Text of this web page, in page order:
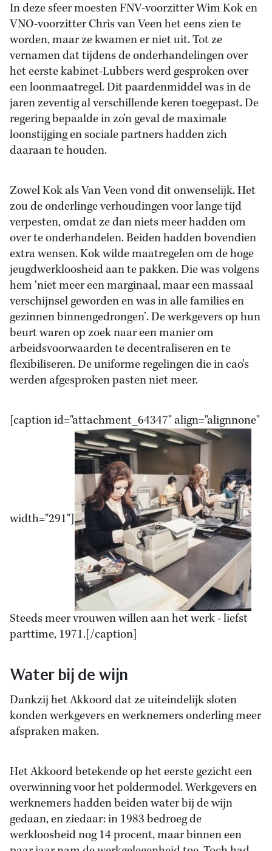
In deze sfeer moesten FNV-voorzitter Wim Kok en
VNO-voorzitter Chris van Veen het eens zien te
worden, maar ze kwamen er niet uit. Tot ze
vernamen dat tijdens de onderhandelingen over
het eerste kabinet-Lubbers werd gesproken over
een loonmaatregel. Dit paardenmiddel was in de
jaren zeventig al verschillende keren toegepast. De
regering bepaalde in zo’n geval de maximale
loonstijging en sociale partners hadden zich
daaraan te houden.
Zowel Kok als Van Veen vond dit onwenselijk. Het
zou de onderlinge verhoudingen voor lange tijd
verpesten, omdat ze dan niets meer hadden om
over te onderhandelen. Beiden hadden bovendien
extra wensen. Kok wilde maatregelen om de hoge
jeugdwerkloosheid aan te pakken. Die was volgens
hem ‘niet meer een marginaal, maar een massaal
verschijnsel geworden en was in alle families en
gezinnen binnengedrongen’. De werkgevers op hun
beurt waren op zoek naar een manier om
arbeidsvoorwaarden te decentraliseren en te
flexibiliseren. De uniforme regelingen die in cao’s
werden afgesproken pasten niet meer.
[caption id="attachment_64347" align="alignnone"
width="291"]
Steeds meer vrouwen willen aan het werk - liefst
parttime, 1971.[/caption]
Water bij de wijn
Dankzij het Akkoord dat ze uiteindelijk sloten
konden werkgevers en werknemers onderling meer
afspraken maken.
Het Akkoord betekende op het eerste gezicht een
overwinning voor het poldermodel. Werkgevers en
werknemers hadden beiden water bij de wijn
gedaan, en ziedaar: in 1983 bedroeg de
werkloosheid nog 14 procent, maar binnen een